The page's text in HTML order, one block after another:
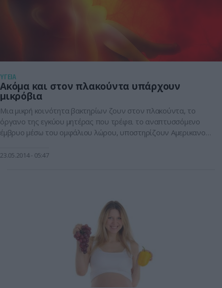
ΥΓΕΙΑ
Aκόμα και στον πλακούντα υπάρχουν
μικρόβια
Μια μικρή κοινότητα βακτηρίων ζουν στον πλακούντα, το
όργανο της εγκύου μητέρας που τρέφει το αναπτυσσόμενο
έμβρυο μέσω του ομφάλιου λώρου, υποστηρίζουν Αμερικανοί
οι πλακούντες, ακόμη και των υγιών γυναικών, περιέχουν
23.05.2014 05:47